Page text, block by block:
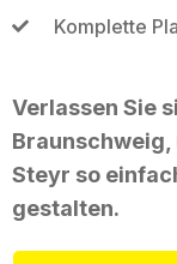
Komplette
Verlassen Sie
Braunschweig,
Steyr so
gestalten.